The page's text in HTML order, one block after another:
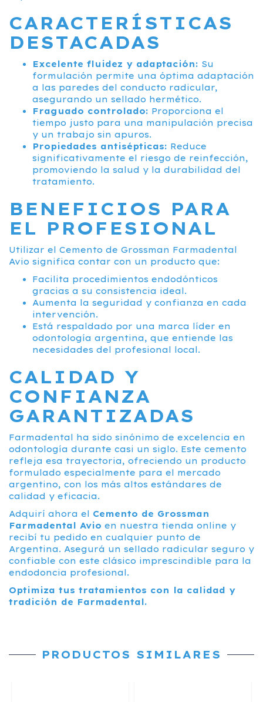
CARACTERÍSTICAS
DESTACADAS
Excelente fluidez y adaptación: Su
formulación permite una óptima adaptación
a las paredes del conducto radicular,
asegurando un sellado hermético.
Fraguado controlado: Proporciona el
tiempo justo para una manipulación precisa
y un trabajo sin apuros.
Propiedades antisépticas: Reduce
significativamente el riesgo de reinfección,
promoviendo la salud y la durabilidad del
tratamiento.
BENEFICIOS PARA
EL PROFESIONAL
Utilizar el Cemento de Grossman Farmadental
Avio significa contar con un producto que:
Facilita procedimientos endodónticos
gracias a su consistencia ideal.
Aumenta la seguridad y confianza en cada
intervención.
Está respaldado por una marca líder en
odontología argentina, que entiende las
necesidades del profesional local.
CALIDAD Y
CONFIANZA
GARANTIZADAS
Farmadental ha sido sinónimo de excelencia en
odontología durante casi un siglo. Este cemento
refleja esa trayectoria, ofreciendo un producto
formulado especialmente para el mercado
argentino, con los más altos estándares de
calidad y eficacia.
Adquirí ahora el Cemento de Grossman
Farmadental Avio en nuestra tienda online y
recibí tu pedido en cualquier punto de
Argentina. Asegurá un sellado radicular seguro y
confiable con este clásico imprescindible para la
endodoncia profesional.
Optimiza tus tratamientos con la calidad y
tradición de Farmadental.
PRODUCTOS SIMILARES